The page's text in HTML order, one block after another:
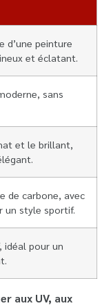
d’une peinture
et éclatant.
sans
et le brillant,
de carbone, avec
un style sportif.
pour un
aux UV, aux